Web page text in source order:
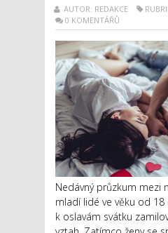
AUTOR: REDAKCE
0 KOMENTÁŘŮ
Nedávný průzkum mezi
mladí lidé ve věku od
k oslavám svátku